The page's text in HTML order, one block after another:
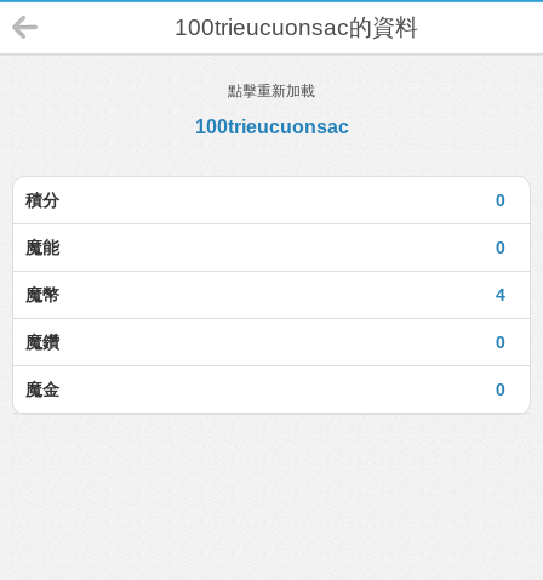
100trieucuonsac的資料
點擊重新加載
100trieucuonsac
0
積分
0
魔能
4
魔幣
0
魔鑽
0
魔金